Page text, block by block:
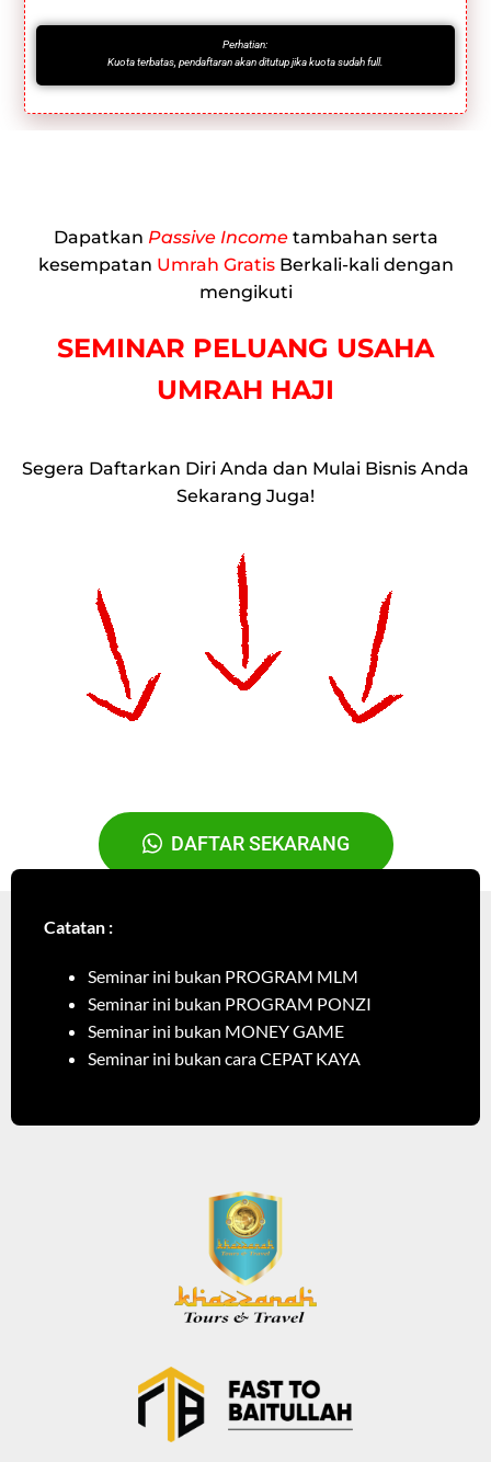
Perhatian:
Kuota terbatas, pendaftaran akan ditutup jika kuota sudah full.
Dapatkan Passive Income tambahan serta
kesempatan Umrah GratisBerkali-kali dengan
mengikuti
SEMINAR PELUANG USAHA
UMRAH HAJI
Segera Daftarkan Diri Anda dan Mulai Bisnis Anda
Sekarang Juga!
DAFTAR SEKARANG
Catatan :
Seminar ini bukan PROGRAM MLM
Seminar ini bukan PROGRAM PONZI
Seminar ini bukan MONEY GAME
Seminar ini bukan cara CEPAT KAYA